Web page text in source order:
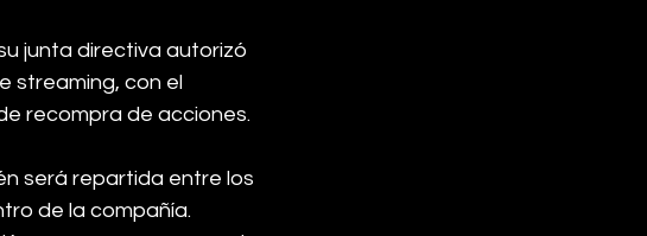
junta directiva autorizó
streaming, con el
recompra de acciones.
será repartida entre los
de la compañía.